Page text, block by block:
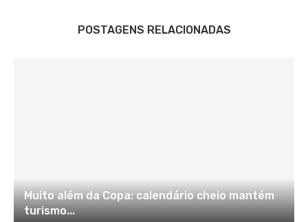
POSTAGENS RELACIONADAS
Muito além da Copa: calendário cheio mantém
turismo...